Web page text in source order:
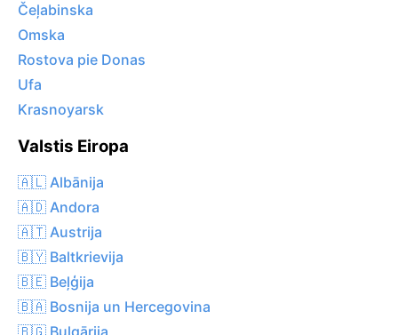
Čeļabinska
Omska
Rostova pie Donas
Ufa
Krasnoyarsk
Valstis Eiropa
🇦🇱 Albānija
🇦🇩 Andora
🇦🇹 Austrija
🇧🇾 Baltkrievija
🇧🇪 Beļģija
🇧🇦 Bosnija un Hercegovina
🇧🇬 Bulgārija